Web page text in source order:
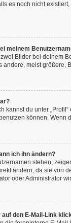
es noch nicht
meinem
Bilder bei deinem
andere, meist größere,
kannst du unter
können. Wenn
ich ihn ändern?
stehen,
ändern, da sie von
oder Administrator
den E-Mail-Link